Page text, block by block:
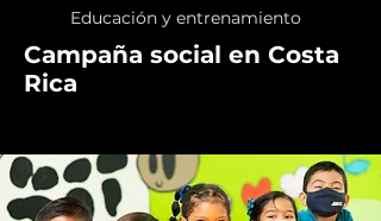
Educación y entrenamiento
Campaña social en Costa
Rica